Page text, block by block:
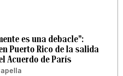
es una debacle”:
Puerto Rico de la salida
Acuerdo de París